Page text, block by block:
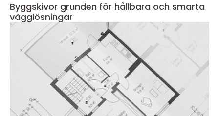
Byggskivor grunden för hållbara och smarta
vägglösningar